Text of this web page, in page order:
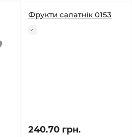
Фрукти салатнік 0153
240.70 грн.